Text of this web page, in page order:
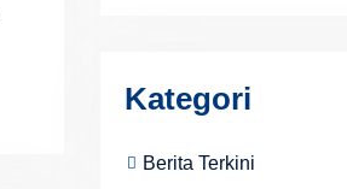
Kategori
Berita Terkini